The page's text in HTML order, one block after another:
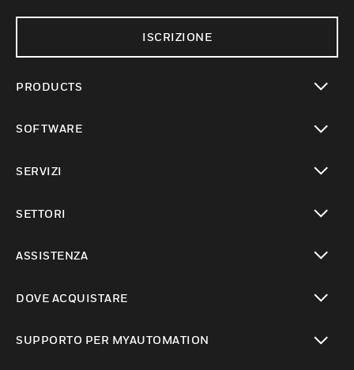
ISCRIZIONE
PRODUCTS
SOFTWARE
SERVIZI
SETTORI
ASSISTENZA
DOVE ACQUISTARE
SUPPORTO PER MYAUTOMATION